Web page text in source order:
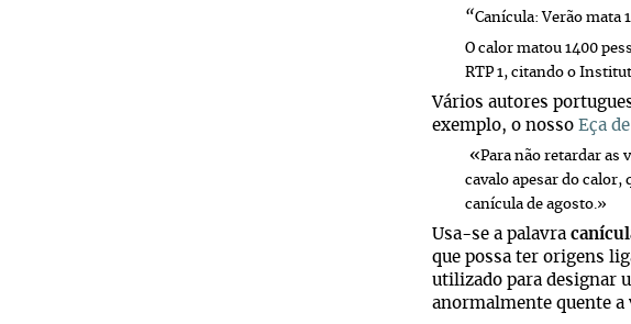
“Canícula: Verão mata
O calor matou 1400
RTP 1, citando o
Vários autores
exemplo, o nosso Eça
«Para não retardar as
cavalo apesar do calor,
canícula de agosto.»
Usa-se a palavra
que possa ter origens
utilizado para designar
anormalmente quente a